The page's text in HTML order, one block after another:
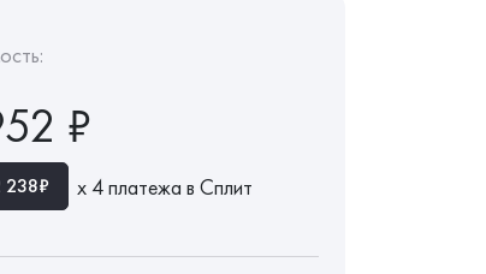
₽
238₽ х 4 платежа в Сплит